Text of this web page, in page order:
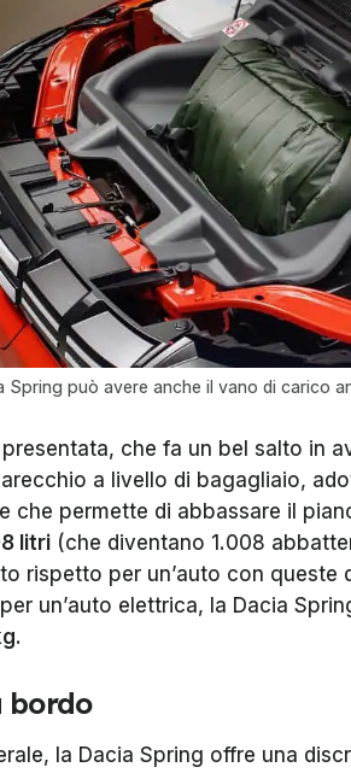
Spring può avere anche il vano di carico
che fa un bel salto in
a livello di bagagliaio,
che permette di abbassare il
litri (che diventano 1.008
rispetto per un’auto con queste
un’auto elettrica, la Dacia
.
bordo
la Dacia Spring offre una